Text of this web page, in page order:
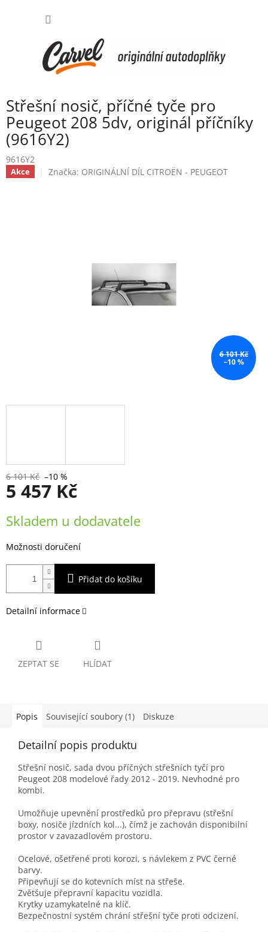
Střešní nosič, příčné tyče pro
Peugeot 208 5dv, originál příčníky
(9616Y2)
9616Y2
Akce Značka: ORIGINÁLNÍ DÍL CITROËN - PEUGEOT
6 101 Kč
–10 %
6 101 Kč –10 %
5 457 Kč
cena:
Skladem u dodavatele
Možnosti doručení
Přidat do košíku
Detailní informace
ZEPTAT SE HLÍDAT
Popis Související soubory (1) Diskuze
Detailní popis produktu
Střešní nosič, sada dvou příčných střešních tyčí pro
Peugeot 208 modelové řady 2012 - 2019. Nevhodné pro
kombi.
Umožňuje upevnění prostředků pro přepravu (střešní
boxy, nosiče jízdních kol...), čímž je zachován disponibilní
prostor v zavazadlovém prostoru.
Ocelové, ošetřené proti korozi, s návlekem z PVC černé
barvy.
Připevňují se do kotevních míst na střeše.
Zvětšuje přepravní kapacitu vozidla.
Krytky uzamykatelné na klíč.
Bezpečnostní systém chrání střešní tyče proti odcizení.